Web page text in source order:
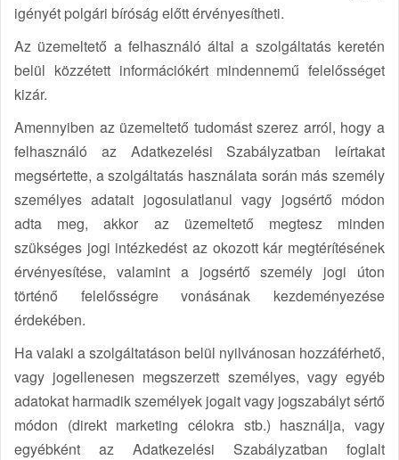
igényét polgári bíróság előtt érvényesítheti.
Az üzemeltető a felhasználó által a szolgáltatás keretén
belül közzétett információkért mindennemű felelősséget
kizár.
Amennyiben az üzemeltető tudomást szerez arról, hogy a
felhasználó az Adatkezelési Szabályzatban leírtakat
megsértette, a szolgáltatás használata során más személy
személyes adatait jogosulatlanul vagy jogsértő módon
adta meg, akkor az üzemeltető megtesz minden
szükséges jogi intézkedést az okozott kár megtérítésének
érvényesítése, valamint a jogsértő személy jogi úton
történő felelősségre vonásának kezdeményezése
érdekében.
Ha valaki a szolgáltatáson belül nyilvánosan hozzáférhető,
vagy jogellenesen megszerzett személyes, vagy egyéb
adatokat harmadik személyek jogait vagy jogszabályt sértő
módon (direkt marketing célokra stb.) használja, vagy
egyébként az Adatkezelési Szabályzatban foglalt